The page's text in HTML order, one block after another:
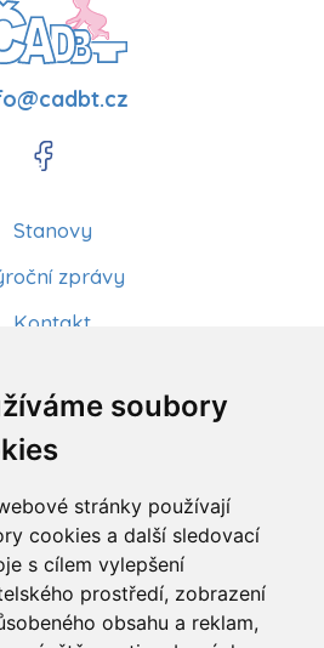
soubory
stránky používají
cookies a další sledovací
s cílem vylepšení
prostředí, zobrazení
obsahu a reklam,
Stanovy
zprávy
Kontakt
Články
a workshopy
ČADBT
Bobath Terapeutů spolek
(z.s.)